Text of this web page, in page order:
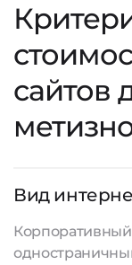
сайтов
Вид
Корпоративный